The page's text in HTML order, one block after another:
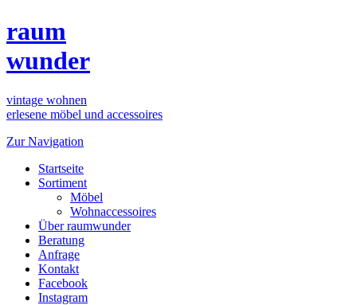
raum
wunder
vintage wohnen
erlesene möbel und accessoires
Zur Navigation
Startseite
Sortiment
Möbel
Wohnaccessoires
Über raumwunder
Beratung
Anfrage
Kontakt
Facebook
Instagram